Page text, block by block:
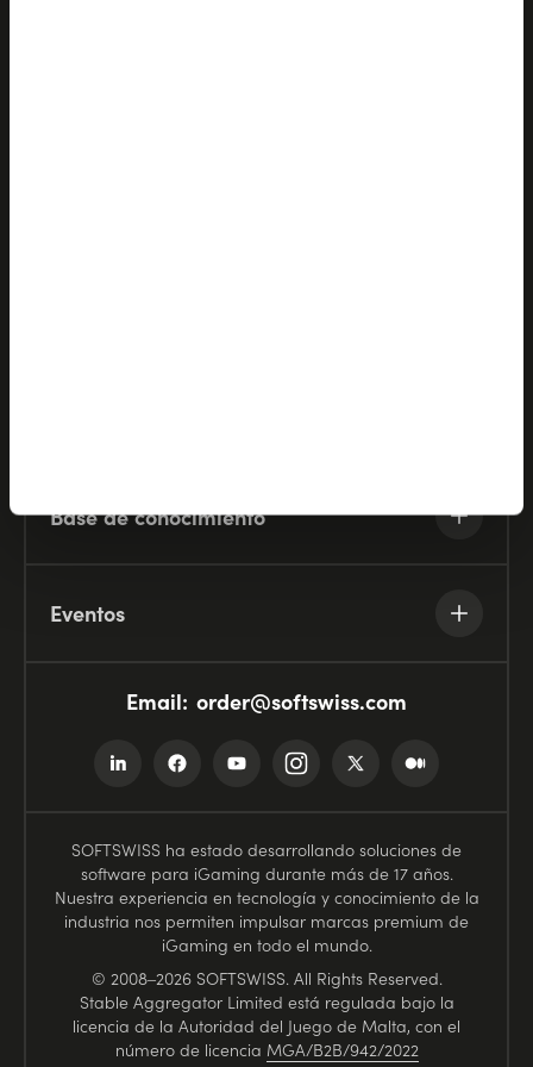
Base de conocimiento
Eventos
Email: order@softswiss.com
SOFTSWISS ha estado desarrollando soluciones de
software para iGaming durante más de 17 años.
Nuestra experiencia en tecnología y conocimiento de la
industria nos permiten impulsar marcas premium de
iGaming en todo el mundo.
© 2008–2026 SOFTSWISS. All Rights Reserved.
Stable Aggregator Limited está regulada bajo la
licencia de la Autoridad del Juego de Malta, con el
número de licencia MGA/B2B/942/2022